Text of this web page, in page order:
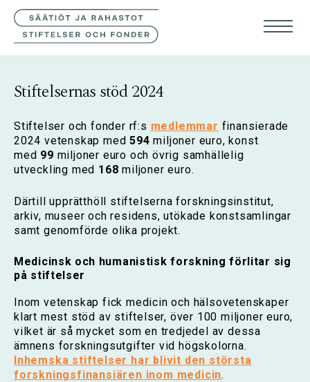
FIN
ENG
Stiftelsernas stöd 2024
Stiftelser och fonder rf:s medlemmar finansierade
2024 vetenskap med594 miljoner euro, konst
med 99 miljoner euro och övrig samhällelig
utveckling med 168miljoner euro.
Därtill upprätthöll stiftelserna forskningsinstitut,
arkiv, museer och residens, utökade konstsamlingar
samt genomförde olika projekt.
Medicinsk och humanistisk forskning förlitar sig
på stiftelser
Inom vetenskap fick medicin och hälsovetenskaper
klart mest stöd av stiftelser, över 100 miljoner euro,
vilket är så mycket som en tredjedel av dessa
ämnens forskningsutgifter vid högskolorna.
Inhemska stiftelser har blivit den största
forskningsfinansiären inom medicin.